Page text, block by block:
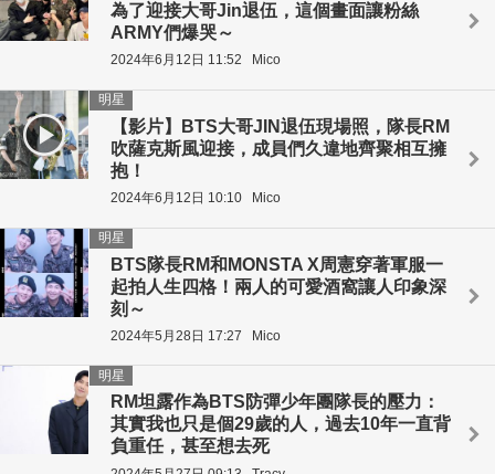
為了迎接大哥Jin退伍，這個畫面讓粉絲
ARMY們爆哭～
2024年6月12日 11:52 Mico
【影片】BTS大哥JIN退伍現場照，隊長RM
吹薩克斯風迎接，成員們久違地齊聚相互擁
抱！
明星
2024年6月12日 10:10 Mico
BTS隊長RM和MONSTA X周憲穿著軍服一
起拍人生四格！兩人的可愛酒窩讓人印象深
刻～
明星
2024年5月28日 17:27 Mico
RM坦露作為BTS防彈少年團隊長的壓力：
其實我也只是個29歲的人，過去10年一直背
負重任，甚至想去死
明星